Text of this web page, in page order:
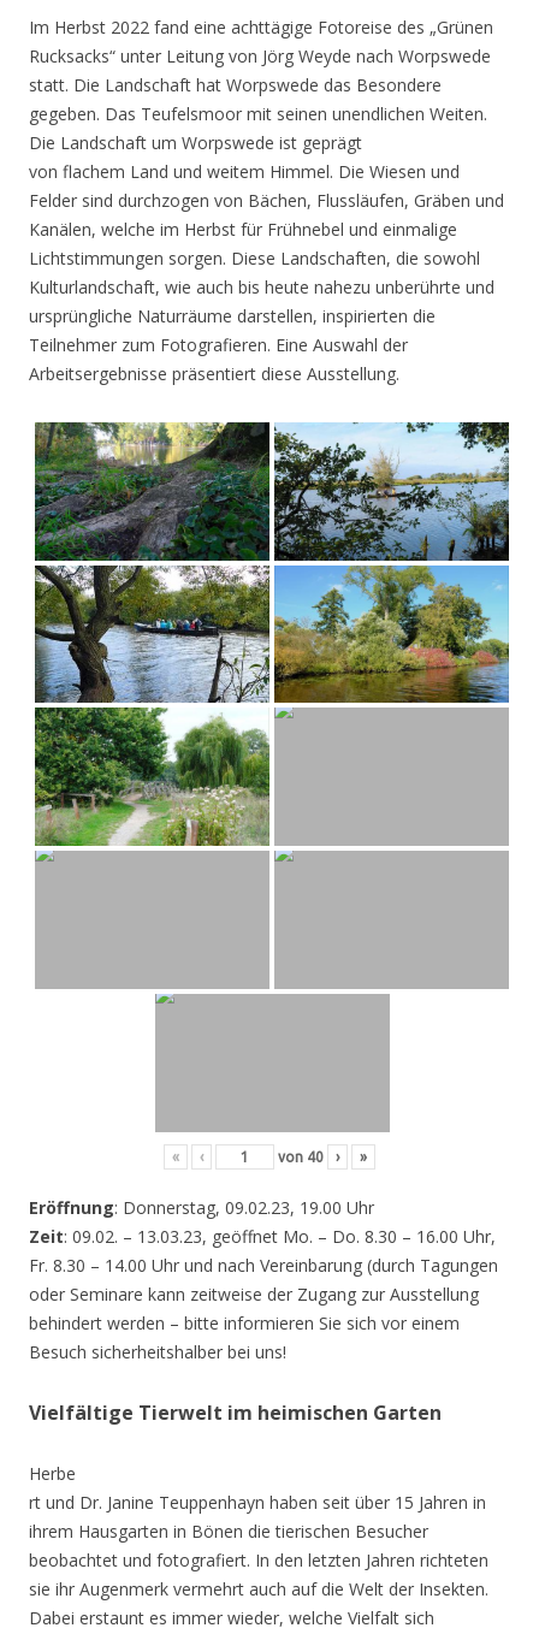
Im Herbst 2022 fand eine achttägige Fotoreise des „Grünen
Rucksacks“ unter Leitung von Jörg Weyde nach Worpswede
statt. Die Landschaft hat Worpswede das Besondere
gegeben. Das Teufelsmoor mit seinen unendlichen Weiten.
Die Landschaft um Worpswede ist geprägt
von flachem Land und weitem Himmel. Die Wiesen und
Felder sind durchzogen von Bächen, Flussläufen, Gräben und
Kanälen, welche im Herbst für Frühnebel und einmalige
Lichtstimmungen sorgen. Diese Landschaften, die sowohl
Kulturlandschaft, wie auch bis heute nahezu unberührte und
ursprüngliche Naturräume darstellen, inspirierten die
Teilnehmer zum Fotografieren. Eine Auswahl der
Arbeitsergebnisse präsentiert diese Ausstellung.
« ‹ von 40 › »
Eröffnung: Donnerstag, 09.02.23, 19.00 Uhr
Zeit: 09.02. – 13.03.23, geöffnet Mo. – Do. 8.30 – 16.00 Uhr,
Fr. 8.30 – 14.00 Uhr und nach Vereinbarung (durch Tagungen
oder Seminare kann zeitweise der Zugang zur Ausstellung
behindert werden – bitte informieren Sie sich vor einem
Besuch sicherheitshalber bei uns!
Vielfältige Tierwelt im heimischen Garten
Herbe
rt und Dr. Janine Teuppenhayn haben seit über 15 Jahren in
ihrem Hausgarten in Bönen die tierischen Besucher
beobachtet und fotografiert. In den letzten Jahren richteten
sie ihr Augenmerk vermehrt auch auf die Welt der Insekten.
Dabei erstaunt es immer wieder, welche Vielfalt sich